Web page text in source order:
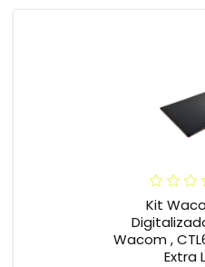
Kit
Wacom ,
Extra